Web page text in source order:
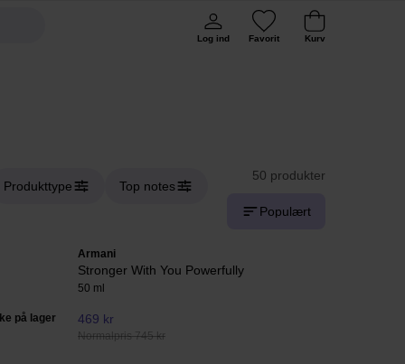
Log ind Favorit Kurv
Produkttype Top notes
50 produkter
Populært
på lager
Armani
Stronger With You Powerfully
50 ml
469 kr
Normalpris 745 kr